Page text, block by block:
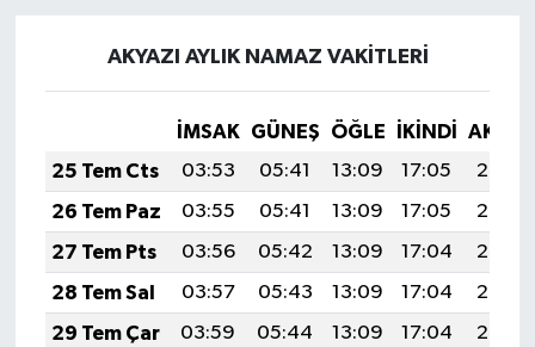
AKYAZI AYLIK NAMAZ VAKITLERI
İMSAK GÜNEŞ ÖĞLE İKINDI
25 Tem Cts
03:53 05:41 13:09 17:05
20:28
26 Tem Paz
03:55 05:41 13:09 17:05
20:27
27 Tem Pts
03:56 05:42 13:09 17:04
20:26
28 Tem Sal
03:57 05:43 13:09 17:04
20:25
29 Tem Çar
03:59 05:44 13:09 17:04
20:24
Yaşam